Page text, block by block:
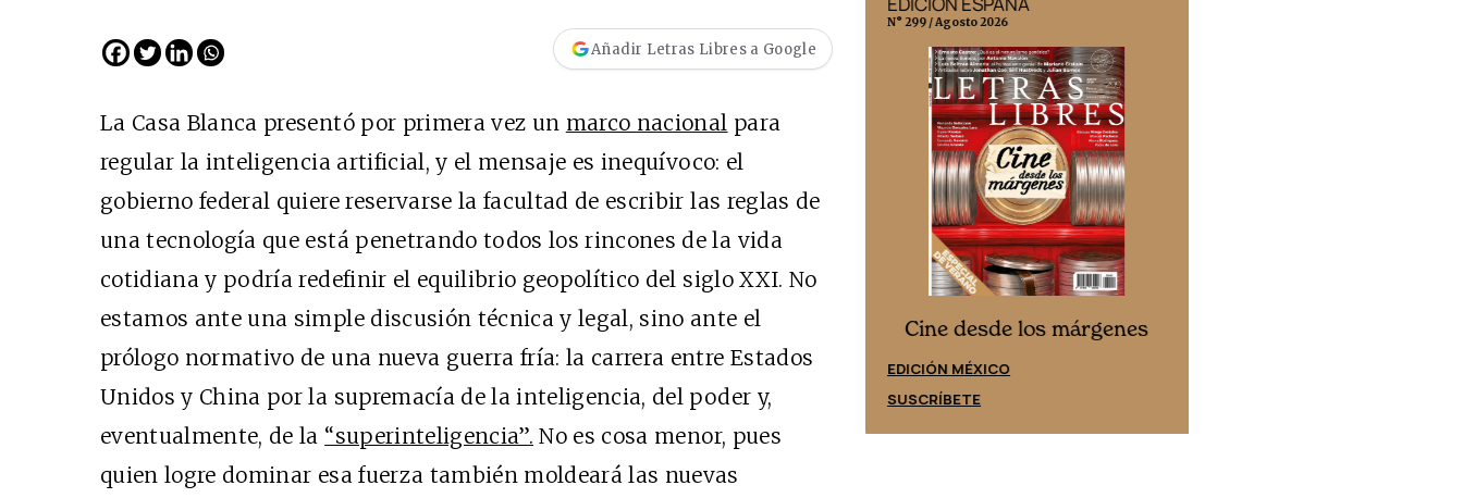
Añadir Letras Libres a Google
La Casa Blanca presentó por primera vez un marco nacional para
regular la inteligencia artificial, y el mensaje es inequívoco: el
gobierno federal quiere reservarse la facultad de escribir las reglas de
una tecnología que está penetrando todos los rincones de la vida
cotidiana y podría redefinir el equilibrio geopolítico del siglo XXI. No
estamos ante una simple discusión técnica y legal, sino ante el
prólogo normativo de una nueva guerra fría: la carrera entre Estados
Unidos y China por la supremacía de la inteligencia, del poder y,
eventualmente, de la “superinteligencia”. No es cosa menor, pues
quien logre dominar esa fuerza también moldeará las nuevas
Cine desde los márgenes
EDICIÓN MÉXICO
SUSCRÍBETE
Cine desde los márgenes
EDICIÓN ESPAÑA
SUSCRÍBETE
N° 299 / Agosto 2026
Cine desde los márgenes
EDICIÓN MÉXICO
SUSCRÍBETE